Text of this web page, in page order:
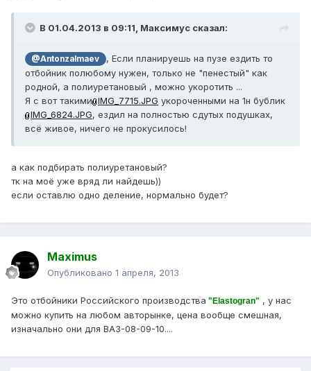
В 01.04.2013 в 09:11, Максимус сказал:
@Antonzalmaev
, Если планируешь на пузе ездить то
отбойник полюбому нужен, только не "пенестый" как
родной, а полиуретановый , можно укоротить ...
Я с вот такими IMG_7715.JPG укороченными на 1н бублик
IMG_6824.JPG, ездил на полностью сдутых подушках,
всё живое, ничего не прокусилось!
а как подбирать полиуретановый?
тк на моё уже вряд ли найдешь))
если оставлю одно деление, нормально будет?
Maximus
Опубликовано 1 апреля, 2013
Это отбойники Российского производства "Elastogran" , у нас
можно купить на любом авторынке, цена вообще смешная,
изначально они для ВАЗ-08-09-10....